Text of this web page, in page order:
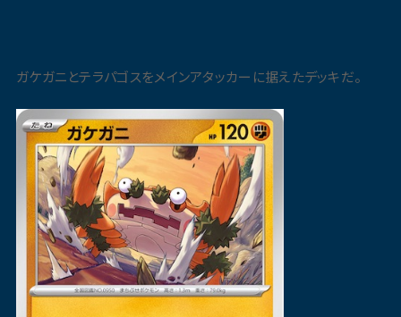
ガケガニとテラパゴスをメインアタッカーに据えたデッキだ。